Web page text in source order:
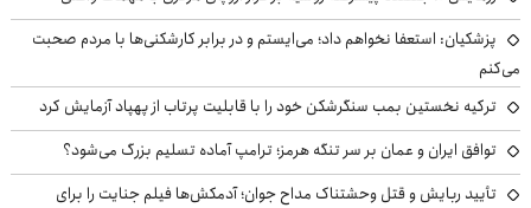
پزشکیان: استعفا نخواهم داد؛ می‌ایستم و در برابر کارشکنی‌ها با مردم صحبت
می‌کنم
ترکیه نخستین بمب سنگرشکن خود را با قابلیت پرتاب از پهپاد آزمایش کرد
توافق ایران و عمان بر سر تنگه هرمز؛ ترامپ آماده تسلیم بزرگ می‌شود؟
تأیید ربایش و قتل وحشتناک مداح جوان؛ آدمکش‌ها فیلم جنایت را برای